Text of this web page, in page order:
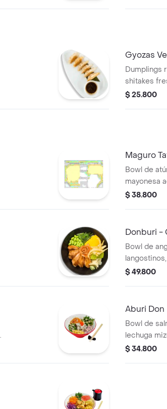
Gyozas
Dumplings
shitakes
$ 25.800
Maguro
Bowl de
mayonesa
salsa de
$ 38.800
Donburi -
Bowl de
ostiones,
$ 49.800
Aburi Don
Bowl de
lechuga
negro,
$ 34.800